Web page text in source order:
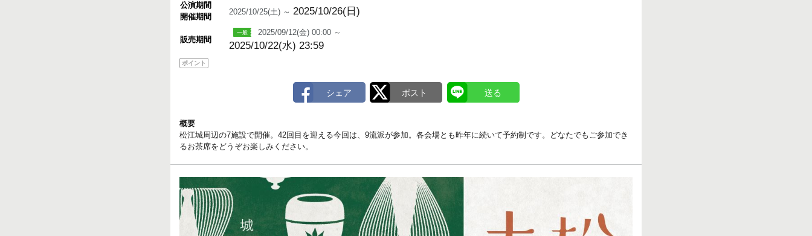
公演期間
開催期間
2025/10/25(土) ～ 2025/10/26(日)
販売期間
2025/09/12(金) 00:00 ～
2025/10/22(水) 23:59
ポイント
概要
松江城周辺の7施設で開催。42回目を迎える今回は、9流派が参加。各会場とも昨年に続いて予約制です。どなたでもご参加でき
るお茶席をどうぞお楽しみください。